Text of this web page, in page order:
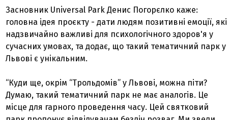
Засновник Universal Park Денис Погорєлко каже:
головна ідея проєкту - дати людям позитивні емоції, які
надзвичайно важливі для психологічного здоров'я у
сучасних умовах, та додає, що такий тематичний парк у
Львові є унікальним.
“Куди ще, окрім “Трольдомів” у Львові, можна піти?
Думаю, такий тематичний парк не має аналогів. Це
місце для гарного проведення часу. Цей святковий